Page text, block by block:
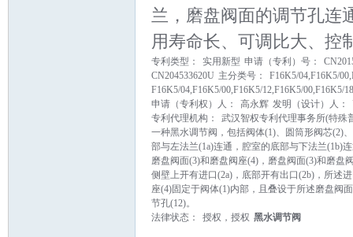
兰，磨盘阀面的调节孔连
用寿命长、可调比大、控
专利类型： 实用新型 申请（专利）号：
CN204533620U 主分类号：
F16K5/04,F16K5/
F16K5/04,F16K5/00,F16K5/12,F16K5/00,F16K5/
申请（专利权）人：
高永辉 发明（设计）人：
专利代理机构：
武汉智权专利代理事务所(特殊
一种黑水调节阀，包括阀体(1)、圆筒形阀芯(2)
部与左法兰(1a)连通，腔室的底部与下法兰(1b)
磨盘阀面(3)和磨盘阀座(4)，磨盘阀面(3)和磨盘
侧壁上开有进口(2a)，底部开有出口(2b)，所述
座(4)固定于阀体(1)内部，且叠设于所述磨盘阀
节孔(12)。
法律状态：
授权，授权 黑水调节阀